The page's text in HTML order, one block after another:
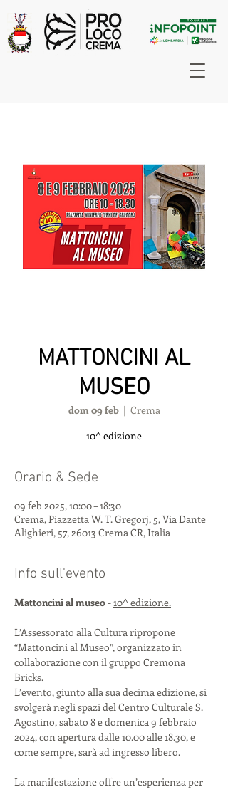
MATTONCINI AL
MUSEO
dom 09 feb
  |
Crema
10^ edizione
Orario & Sede
09 feb 2025, 10:00 – 18:30
Crema, Piazzetta W. T. Gregorj, 5, Via Dante
Alighieri, 57, 26013 Crema CR, Italia
Info sull'evento
Mattoncini al museo - 10^ edizione.
L’Assessorato alla Cultura ripropone
“Mattoncini al Museo”, organizzato in
collaborazione con il gruppo Cremona
Bricks.
L’evento, giunto alla sua decima edizione, si
svolgerà negli spazi del Centro Culturale S.
Agostino, sabato 8 e domenica 9 febbraio
2024, con apertura dalle 10.00 alle 18.30, e
come sempre, sarà ad ingresso libero.
La manifestazione offre un’esperienza per